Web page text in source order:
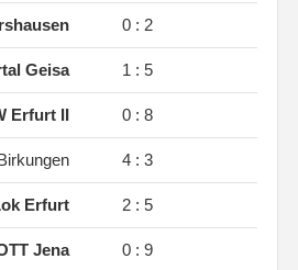
0 : 2
Geisa 1 : 5
Erfurt II 0 : 8
4 : 3
Erfurt 2 : 5
Jena 0 : 9